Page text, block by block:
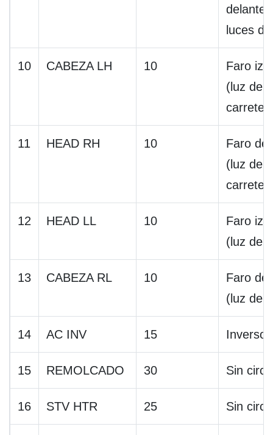
luces
10 CABEZA LH 10
Faro
(luz de
11 HEAD RH 10
Faro
(luz de
12 HEAD LL 10
Faro
(luz de
13 CABEZA RL 10
Faro
(luz de
14 AC INV 15
15 REMOLCADO 30 Sin
16 STV HTR 25 Sin